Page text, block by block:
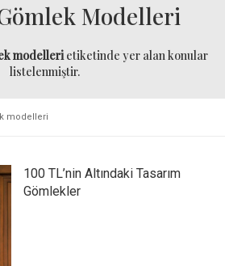
Modelleri
modellerietiketinde yer alan konular
listelenmiştir.
modelleri
100 TL’nin Altındaki Tasarım
Gömlekler